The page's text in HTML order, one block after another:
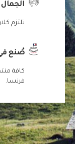
تلتزم
صُنع
كافة
فرنسا.